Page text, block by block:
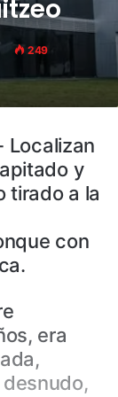
249
Localizan
y
tirado a la
con
era